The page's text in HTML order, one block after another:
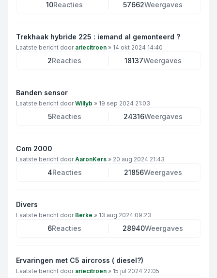
10Reacties 57662Weergaves
Trekhaak hybride 225 : iemand al gemonteerd ?
Laatste bericht door ariecitroen » 14 okt 2024 14:40
2Reacties 18137Weergaves
Banden sensor
Laatste bericht doorWillyb » 19 sep 2024 21:03
5Reacties 24316Weergaves
Com 2000
Laatste bericht doorAaronKers » 20 aug 2024 21:43
4Reacties 21856Weergaves
Divers
Laatste bericht door Berke » 13 aug 2024 09:23
6Reacties 28940Weergaves
Ervaringen met C5 aircross ( diesel?)
Laatste bericht door ariecitroen » 15 jul 2024 22:05